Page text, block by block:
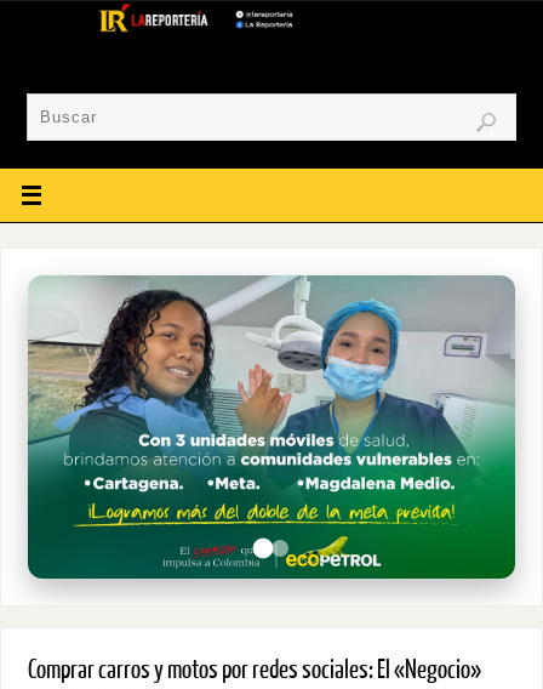
Comprar carros y motos por redes sociales: El «Negocio»